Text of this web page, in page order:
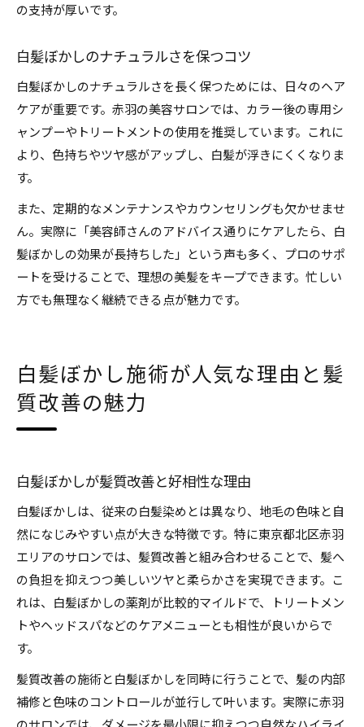
の支持が厚いです。
白髪ぼかしのナチュラルさを保つコツ
白髪ぼかしのナチュラルさを長く保つためには、日々のヘア
ケアが重要です。赤羽の美容サロンでは、カラー後の専用シ
ャンプーやトリートメントの使用を推奨しています。これに
より、色持ちやツヤ感がアップし、白髪が浮きにくくなりま
す。
また、定期的なメンテナンスやカウンセリングも欠かせませ
ん。実際に「美容師さんのアドバイス通りにケアしたら、白
髪ぼかしの効果が長持ちした」という声も多く、プロのサポ
ートを受けることで、理想の美髪をキープできます。忙しい
方でも無理なく継続できる点が魅力です。
白髪ぼかし施術が人気な理由と髪
質改善の魅力
白髪ぼかしが髪質改善と好相性な理由
白髪ぼかしは、従来の白髪染めとは異なり、地毛の色味と自
然になじみやすい点が大きな特徴です。特に東京都北区赤羽
エリアのサロンでは、髪質改善と組み合わせることで、髪へ
の負担を抑えつつ美しいツヤと柔らかさを実現できます。こ
れは、白髪ぼかしの薬剤が比較的マイルドで、トリートメン
トやヘッドスパなどのケアメニューとも相性が良いからで
す。
髪質改善の施術と白髪ぼかしを同時に行うことで、髪の内部
補修と色味のコントロールが並行して叶います。実際に赤羽